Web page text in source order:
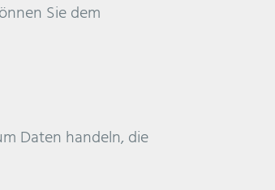
Sie dem
Daten handeln, die